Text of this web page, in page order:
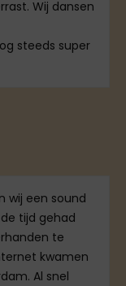
Wij dansen
steeds super
wij een sound
tijd gehad
te
kwamen
Al snel